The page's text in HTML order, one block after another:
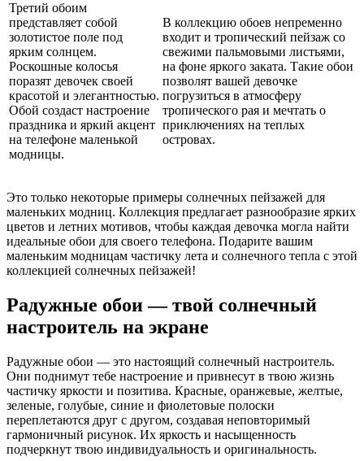
Третий обоим
представляет собой
золотистое поле под
ярким солнцем.
Роскошные колосья
поразят девочек своей
красотой и элегантностью.
Обой создаст настроение
праздника и яркий акцент
на телефоне маленькой
модницы.
В коллекцию обоев непременно
входит и тропический пейзаж со
свежими пальмовыми листьями,
на фоне яркого заката. Такие обои
позволят вашей девочке
погрузиться в атмосферу
тропического рая и мечтать о
приключениях на теплых
островах.
Это только некоторые примеры солнечных пейзажей для
маленьких модниц. Коллекция предлагает разнообразие ярких
цветов и летних мотивов, чтобы каждая девочка могла найти
идеальные обои для своего телефона. Подарите вашим
маленьким модницам частичку лета и солнечного тепла с этой
коллекцией солнечных пейзажей!
Радужные обои — твой солнечный
настроитель на экране
Радужные обои — это настоящий солнечный настроитель.
Они поднимут тебе настроение и привнесут в твою жизнь
частичку яркости и позитива. Красные, оранжевые, желтые,
зеленые, голубые, синие и фиолетовые полоски
переплетаются друг с другом, создавая неповторимый
гармоничный рисунок. Их яркость и насыщенность
подчеркнут твою индивидуальность и оригинальность.